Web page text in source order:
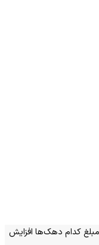
۱۴۰۵ اعلام شد | مبلغ کدام دهک‌ها افزایش